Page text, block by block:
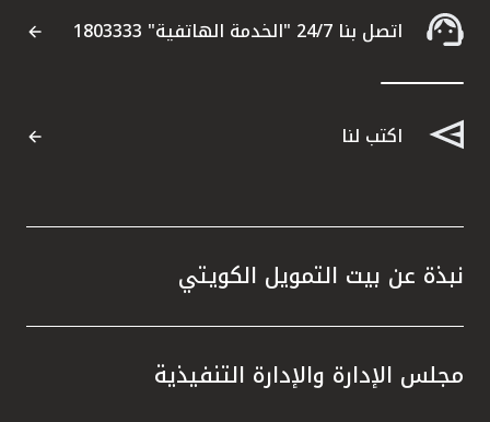
مملكة البحرين
اتصل بنا 24/7 "الخدمة الهاتفية" 1803333
اكتب لنا
نبذة عن بيت التمويل الكويتي
مجلس الإدارة والإدارة التنفيذية